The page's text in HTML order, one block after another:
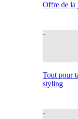
Offre de la
Tout pour
styling